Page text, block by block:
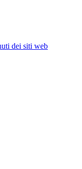
dei siti web